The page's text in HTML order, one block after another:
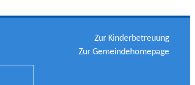
Zur Kinderbetreuung
Zur Gemeindehomepage